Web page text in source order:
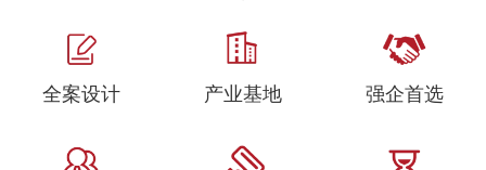
全案设计 产业基地 强企首选